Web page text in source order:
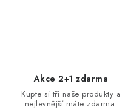
Akce 2+1 zdarma
Kupte si tři naše produkty a
nejlevnější máte zdarma.